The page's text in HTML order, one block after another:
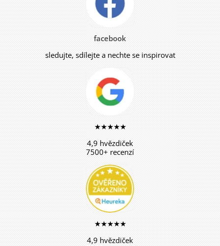
facebook
sledujte, sdílejte a nechte se inspirovat
★★★★★
4,9 hvězdiček
7500+ recenzí
★★★★★
4,9 hvězdiček